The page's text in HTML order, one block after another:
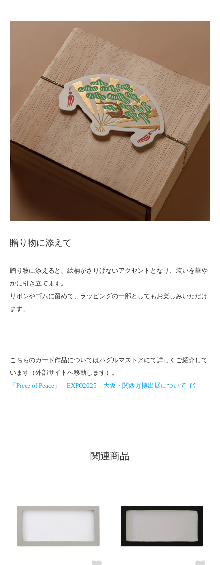
贈り物に添えて
贈り物に添えると、絵柄がさりげないアクセントとなり、装いを華や
かに引き立てます。
リボンやゴムに留めて、ラッピングの一部としてもお楽しみいただけ
ます。
こちらのカード作品についてはハグルマストアにて詳しくご紹介して
います（外部サイトへ移動します）。
「Piece of Peace」 EXPO2025 大阪・関西万博出展について
関連商品